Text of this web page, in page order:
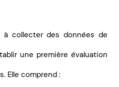
à collecter des données de
une première évaluation
Elle comprend :